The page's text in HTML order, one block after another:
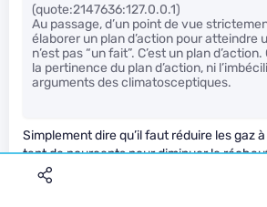
(quote:2147636:127.0.0.1)
Au passage, d’un point de vue
élaborer un plan d’action pour atteindre
n’est pas “un fait”. C’est un plan
la pertinence du plan d’action, ni
arguments des climatosceptiques.
Simplement dire qu’il faut réduire les gaz
tant de pourcents pour diminuer le
n’est pas un plan d’action, c’est